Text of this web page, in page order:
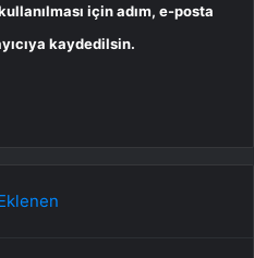
için adım, e-posta
kaydedilsin.